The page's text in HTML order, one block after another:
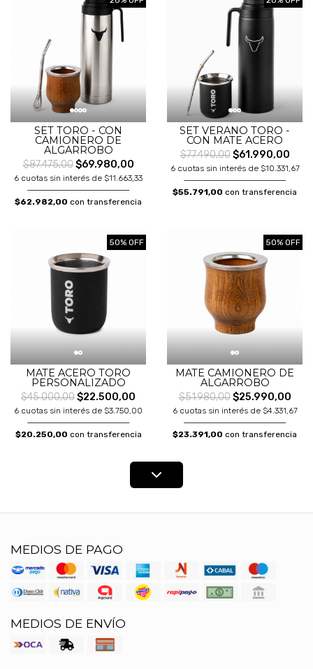
SET TORO - CON
CAMIONERO DE
ALGARROBO
$87.475,00$69.980,00
6 cuotas sin interés de $11.663,33
$62.982,00 con transferencia
SET VERANO TORO -
CON MATE ACERO
$77.490,00$61.990,00
6 cuotas sin interés de $10.331,67
$55.791,00 con transferencia
50% OFF
MATE ACERO TORO
PERSONALIZADO
$45.000,00$22.500,00
6 cuotas sin interés de $3.750,00
$20.250,00 con transferencia
50% OFF
MATE CAMIONERO DE
ALGARROBO
$51.980,00$25.990,00
6 cuotas sin interés de $4.331,67
$23.391,00 con transferencia
MEDIOS DE PAGO
MEDIOS DE ENVÍO